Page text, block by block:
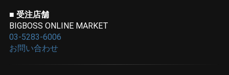
■ 受注店舗
BIGBOSS ONLINE MARKET
03-5283-6006
お問い合わせ